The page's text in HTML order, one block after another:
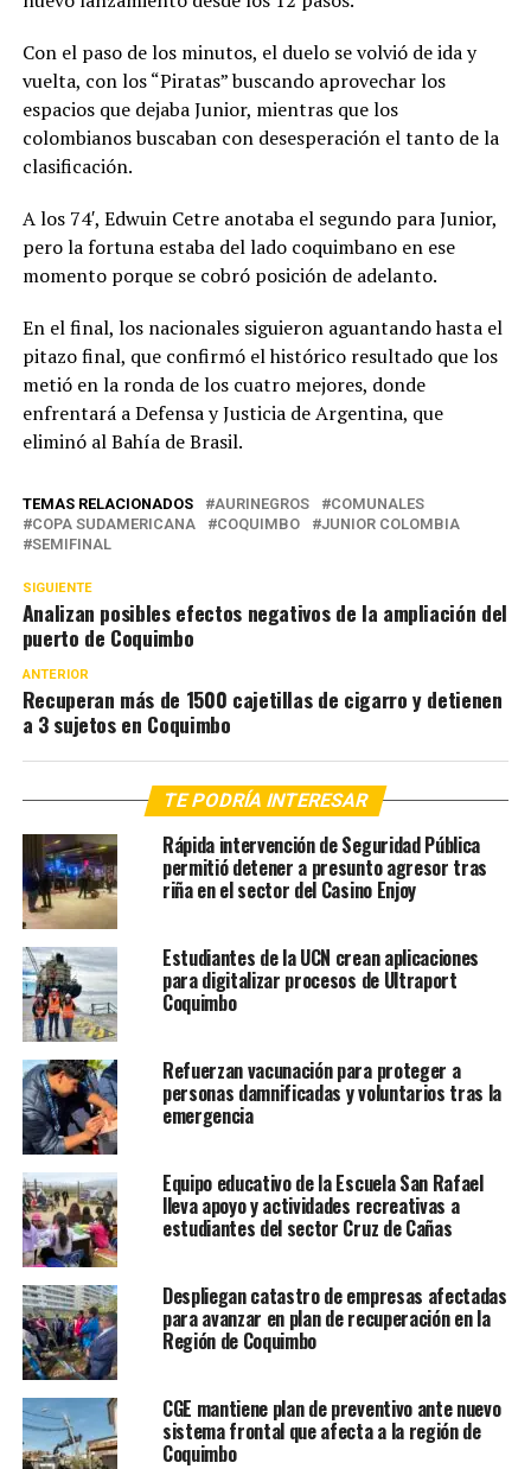
Con el paso de los minutos, el duelo se volvió de ida y
vuelta, con los “Piratas” buscando aprovechar los
espacios que dejaba Junior, mientras que los
colombianos buscaban con desesperación el tanto de la
clasificación.
A los 74′, Edwuin Cetre anotaba el segundo para Junior,
pero la fortuna estaba del lado coquimbano en ese
momento porque se cobró posición de adelanto.
En el final, los nacionales siguieron aguantando hasta el
pitazo final, que confirmó el histórico resultado que los
metió en la ronda de los cuatro mejores, donde
enfrentará a Defensa y Justicia de Argentina, que
eliminó al Bahía de Brasil.
TEMAS RELACIONADOS AURINEGROS
COMUNALES
COPA SUDAMERICANA
COQUIMBO
JUNIOR COLOMBIA
SEMIFINAL
SIGUIENTE
Analizan posibles efectos negativos de la ampliación del
puerto de Coquimbo
ANTERIOR
Recuperan más de 1500 cajetillas de cigarro y detienen
a 3 sujetos en Coquimbo
TE PODRÍA INTERESAR
Rápida intervención de Seguridad Pública
permitió detener a presunto agresor tras
riña en el sector del Casino Enjoy
Estudiantes de la UCN crean aplicaciones
para digitalizar procesos de Ultraport
Coquimbo
Refuerzan vacunación para proteger a
personas damnificadas y voluntarios tras la
emergencia
Equipo educativo de la Escuela San Rafael
lleva apoyo y actividades recreativas a
estudiantes del sector Cruz de Cañas
Despliegan catastro de empresas afectadas
para avanzar en plan de recuperación en la
Región de Coquimbo
CGE mantiene plan de preventivo ante nuevo
sistema frontal que afecta a la región de
Coquimbo